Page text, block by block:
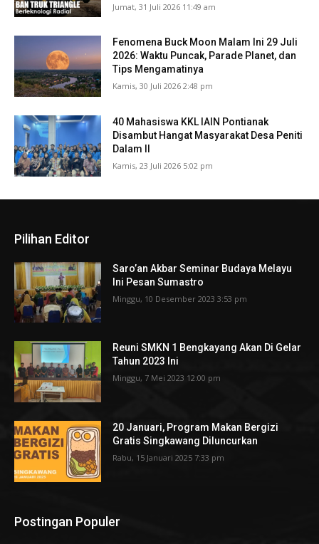
Jumat, 31 Juli 2026 11:49 am
Fenomena Buck Moon Malam Ini 29 Juli
2026: Waktu Puncak, Parade Planet, dan
Tips Mengamatinya
Kamis, 30 Juli 2026 2:48 pm
40 Mahasiswa KKL IAIN Pontianak
Disambut Hangat Masyarakat Desa Peniti
Dalam II
Kamis, 23 Juli 2026 5:02 pm
Pilihan Editor
Saro’an Akbar Seminar Budaya Melayu
Ini Pesan Sumastro
Minggu, 10 Desember 2023 3:53 pm
Reuni SMKN 1 Bengkayang Akan Di Gelar
Tahun 2023 Ini
Minggu, 7 Mei 2023 12:00 pm
20 Januari, Program Makan Bergizi
Gratis Singkawang Diluncurkan
Rabu, 15 Januari 2025 7:33 pm
Postingan Populer